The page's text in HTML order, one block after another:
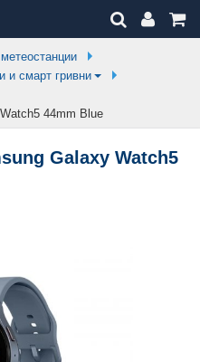
и смарт гривни
44mm Blue
Galaxy Watch5